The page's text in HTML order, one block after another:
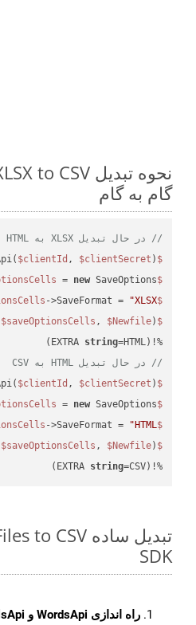
گام به گام
// در حال تبدیل XLSX به HTML
$cellsapi
$clientId , $clientSecret );
$saveOptionsCells
= new SaveOptions();
$saveOptionsCells
->SaveFormat = "XLSX"
$cellsApiResult
$saveOptionsCells , $Newfile
%!(EXTRA
string=HTML)
// در حال تبدیل HTML به CSV
$cellsapi
$clientId , $clientSecret );
$saveOptionsCells
= new SaveOptions();
$saveOptionsCells
->SaveFormat = "HTML"
$cellsApiResult
$saveOptionsCells , $Newfile
%!(EXTRA
string=CSV)
SDK
راه اندازی WordsApi و CellsApi